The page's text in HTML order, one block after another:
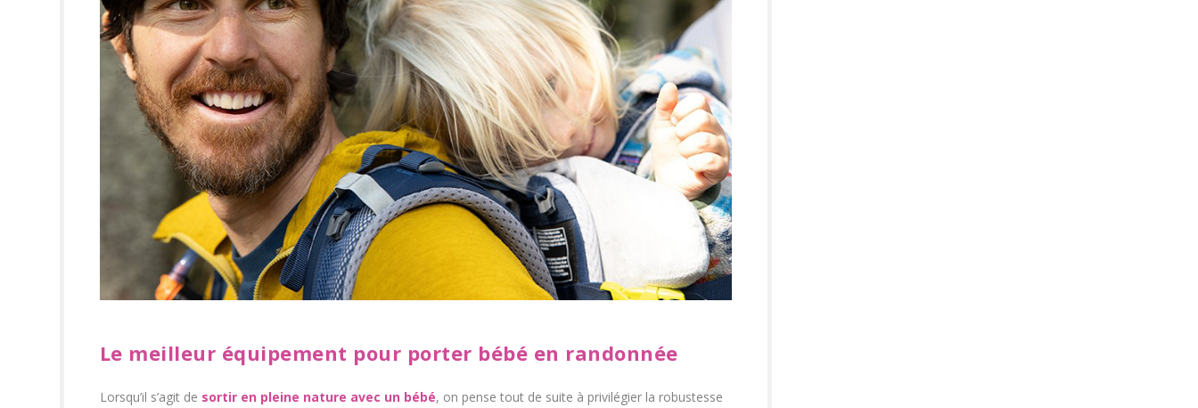
Le meilleur équipement pour porter bébé en randonnée
Lorsqu’il s’agit de sortir en pleine nature avec un bébé, on pense tout de suite à privilégier la robustesse